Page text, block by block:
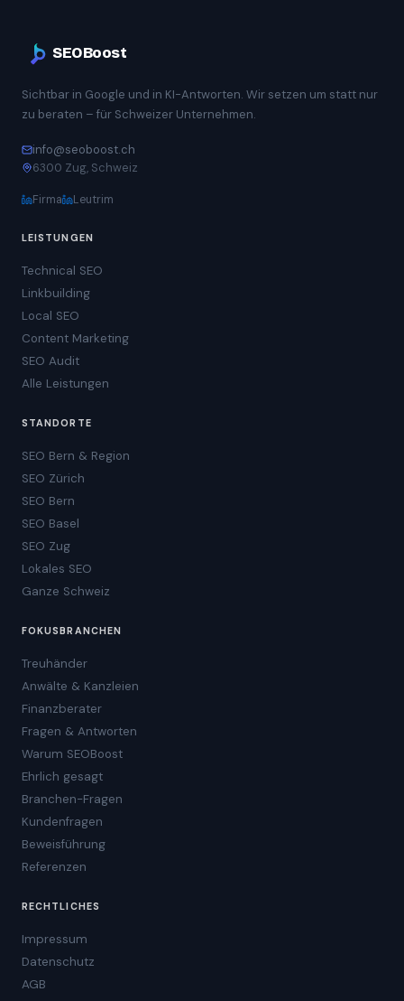
SEOBoost
Sichtbar in Google und in KI-Antworten. Wir setzen um statt nur
zu beraten – für Schweizer Unternehmen.
info@seoboost.ch
6300 Zug, Schweiz
Firma Leutrim
LEISTUNGEN
Technical SEO
Linkbuilding
Local SEO
Content Marketing
SEO Audit
Alle Leistungen
STANDORTE
SEO Bern & Region
SEO Zürich
SEO Bern
SEO Basel
SEO Zug
Lokales SEO
Ganze Schweiz
FOKUSBRANCHEN
Treuhänder
Anwälte & Kanzleien
Finanzberater
Fragen & Antworten
Warum SEOBoost
Ehrlich gesagt
Branchen-Fragen
Kundenfragen
Beweisführung
Referenzen
RECHTLICHES
Impressum
Datenschutz
AGB